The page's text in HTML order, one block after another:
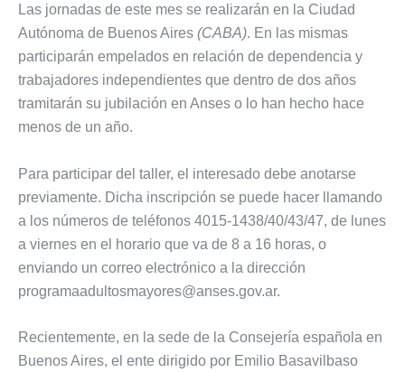
Las jornadas de este mes se realizarán en la Ciudad
Autónoma de Buenos Aires (CABA). En las mismas
participarán empelados en relación de dependencia y
trabajadores independientes que dentro de dos años
tramitarán su jubilación en Anses o lo han hecho hace
menos de un año.
Para participar del taller, el interesado debe anotarse
previamente. Dicha inscripción se puede hacer llamando
a los números de teléfonos 4015-1438/40/43/47, de lunes
a viernes en el horario que va de 8 a 16 horas, o
enviando un correo electrónico a la dirección
programaadultosmayores@anses.gov.ar.
Recientemente, en la sede de la Consejería española en
Buenos Aires, el ente dirigido por Emilio Basavilbaso